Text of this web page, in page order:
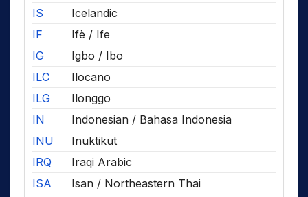
IS
Icelandic
IF
Ifè / Ife
IG
Igbo / Ibo
ILC
Ilocano
ILG
Ilonggo
IN
Indonesian / Bahasa Indonesia
INU
Inuktikut
IRQ
Iraqi Arabic
ISA
Isan / Northeastern Thai